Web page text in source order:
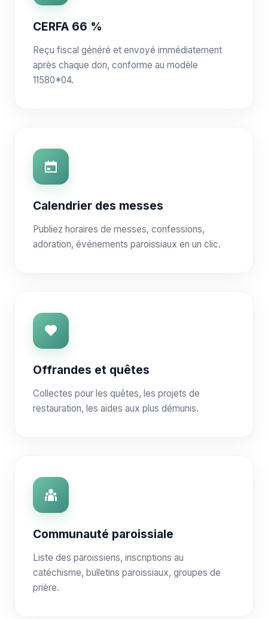
CERFA 66 %
Reçu fiscal généré et envoyé immédiatement
après chaque don, conforme au modèle
11580*04.
Calendrier des messes
Publiez horaires de messes, confessions,
adoration, événements paroissiaux en un clic.
Offrandes et quêtes
Collectes pour les quêtes, les projets de
restauration, les aides aux plus démunis.
Communauté paroissiale
Liste des paroissiens, inscriptions au
catéchisme, bulletins paroissiaux, groupes de
prière.